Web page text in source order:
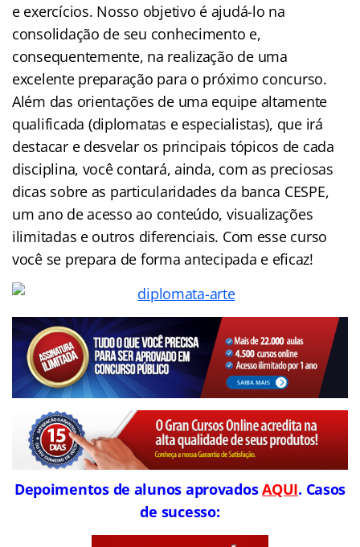
e exercícios. Nosso objetivo é ajudá-lo na
consolidação de seu conhecimento e,
consequentemente, na realização de uma
excelente preparação para o próximo concurso.
Além das orientações de uma equipe altamente
qualificada (diplomatas e especialistas), que irá
destacar e desvelar os principais tópicos de cada
disciplina, você contará, ainda, com as preciosas
dicas sobre as particularidades da banca CESPE,
um ano de acesso ao conteúdo, visualizações
ilimitadas e outros diferenciais. Com esse curso
você se prepara de forma antecipada e eficaz!
Depoimentos de alunos aprovadosAQUI. Casos
de sucesso: